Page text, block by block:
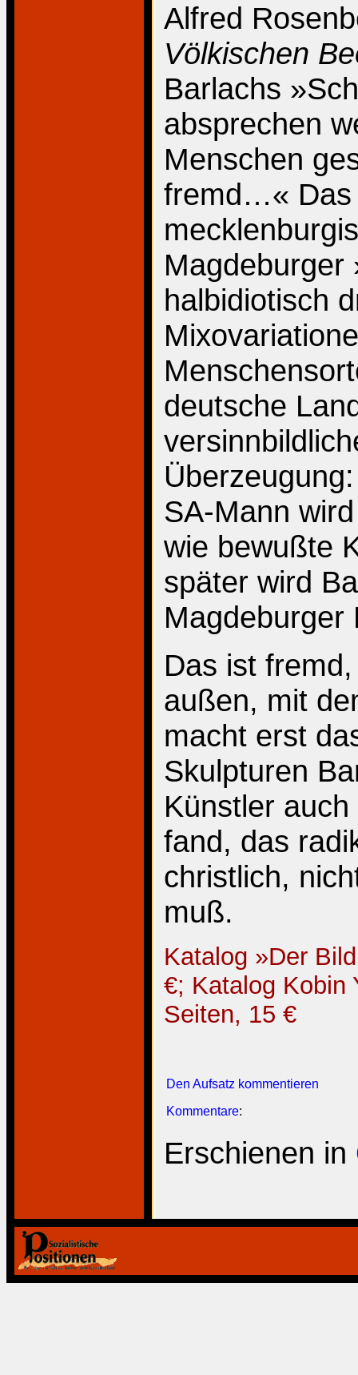
Alfred
Völkischen
Barlachs
absprechen
Menschen
fremd…« Das
Magdeburger
halbidiotisch
deutsche
SA-Mann
wie bewußte
später wird
Magdeburger
Das ist
außen, mit
macht erst
Skulpturen
Künstler
fand, das
christlich,
muß.
Katalog »Der
€; Katalog Kobin
Seiten, 15 €
Den Aufsatz kommentieren
Kommentare:
Erschienen in